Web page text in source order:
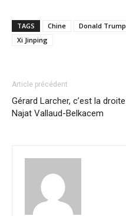
TAGS Chine Donald Trump
Xi Jinping
Article précédent
Gérard Larcher, c’est la droite
Najat Vallaud-Belkacem